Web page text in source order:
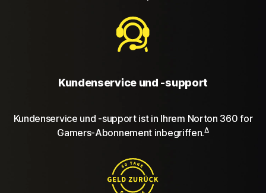
Kundenservice und -support
Kundenservice und -support ist in Ihrem Norton 360 for
Gamers-Abonnement inbegriffen.Δ